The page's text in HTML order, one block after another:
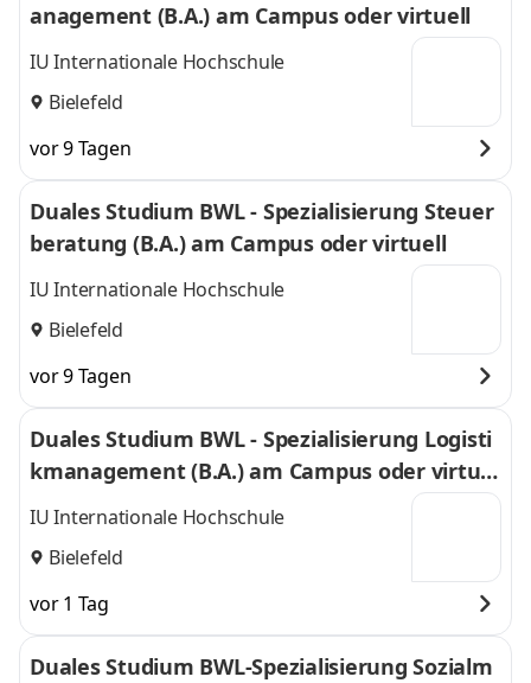
anagement (B.A.) am Campus oder virtuell
IU Internationale Hochschule
Bielefeld
vor 9 Tagen
Duales Studium BWL - Spezialisierung Steuer
beratung (B.A.) am Campus oder virtuell
IU Internationale Hochschule
Bielefeld
vor 9 Tagen
Duales Studium BWL - Spezialisierung Logisti
kmanagement (B.A.) am Campus oder virtuel
l
IU Internationale Hochschule
Bielefeld
vor 1 Tag
Duales Studium BWL-Spezialisierung Sozialm